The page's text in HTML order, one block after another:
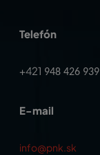
Telefón
+421 948 426 939
E-mail
info@pnk.sk